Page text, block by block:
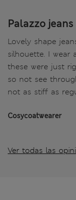
Palazzo jeans
Lovely shape
silhouette. I wear
these were just
so not see
not as stiff as
Cosycoatwearer
Ver todas las